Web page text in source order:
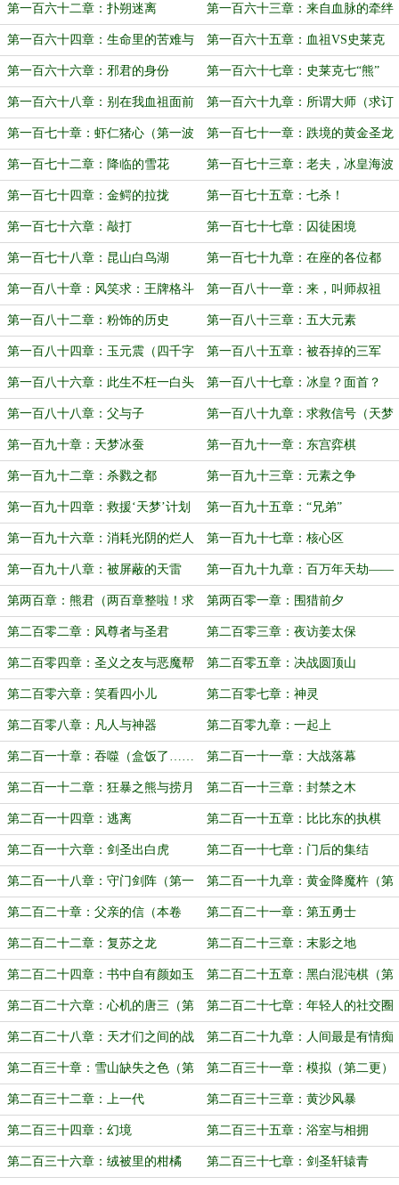
（大大们，求订阅和收藏~）
第一百六十二章：扑朔迷离 第一百六十三章：来自血脉的牵绊
第一百六十四章：生命里的苦难与
勇气
第一百六十五章：血祖VS史莱克
第一百六十六章：邪君的身份 第一百六十七章：史莱克七“熊”
第一百六十八章：别在我血祖面前
装！
第一百六十九章：所谓大师（求订
阅~）
第一百七十章：虾仁猪心（第一波
虐点来了~求订阅~）
第一百七十一章：跌境的黄金圣龙
第一百七十二章：降临的雪花 第一百七十三章：老夫，冰皇海波
东是也！
第一百七十四章：金鳄的拉拢 第一百七十五章：七杀！
第一百七十六章：敲打 第一百七十七章：囚徒困境
第一百七十八章：昆山白鸟湖 第一百七十九章：在座的各位都
是……
第一百八十章：风笑求：王牌格斗
选手申请出战！
第一百八十一章：来，叫师叔祖
第一百八十二章：粉饰的历史 第一百八十三章：五大元素
第一百八十四章：玉元震（四千字
章节）
第一百八十五章：被吞掉的三军
第一百八十六章：此生不枉一白头 第一百八十七章：冰皇？面首？
第一百八十八章：父与子 第一百八十九章：求救信号（天梦
登场！求订阅和收藏~）
第一百九十章：天梦冰蚕 第一百九十一章：东宫弈棋
第一百九十二章：杀戮之都 第一百九十三章：元素之争
第一百九十四章：救援‘天梦’计划 第一百九十五章：“兄弟”
第一百九十六章：消耗光阴的烂人 第一百九十七章：核心区
第一百九十八章：被屏蔽的天雷 第一百九十九章：百万年天劫——
火树雷电
第两百章：熊君（两百章整啦！求
订阅~~）
第两百零一章：围猎前夕
第二百零二章：风尊者与圣君 第二百零三章：夜访姜太保
第二百零四章：圣义之友与恶魔帮
凶
第二百零五章：决战圆顶山
第二百零六章：笑看四小儿 第二百零七章：神灵
第二百零八章：凡人与神器 第二百零九章：一起上
第二百一十章：吞噬（盒饭了……
求订阅~）
第二百一十一章：大战落幕
第二百一十二章：狂暴之熊与捞月
之猴
第二百一十三章：封禁之木
第二百一十四章：逃离 第二百一十五章：比比东的执棋
第二百一十六章：剑圣出白虎 第二百一十七章：门后的集结
第二百一十八章：守门剑阵（第一
更）
第二百一十九章：黄金降魔杵（第
二更：六千）
第二百二十章：父亲的信（本卷
终，第一更）
第二百二十一章：第五勇士
第二百二十二章：复苏之龙 第二百二十三章：末影之地
第二百二十四章：书中自有颜如玉
（第二更）
第二百二十五章：黑白混沌棋（第
三更）
第二百二十六章：心机的唐三（第
一更）
第二百二十七章：年轻人的社交圈
（第二更）
第二百二十八章：天才们之间的战
斗（第一更 六千字）
第二百二十九章：人间最是有情痴
（第二更）
第二百三十章：雪山缺失之色（第
一更）
第二百三十一章：模拟（第二更）
第二百三十二章：上一代 第二百三十三章：黄沙风暴
第二百三十四章：幻境 第二百三十五章：浴室与相拥
第二百三十六章：绒被里的柑橘 第二百三十七章：剑圣轩辕青